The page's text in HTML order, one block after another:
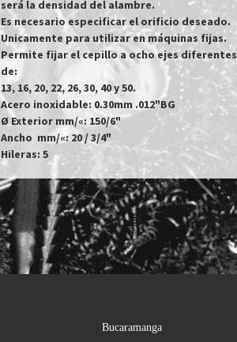
será la densidad del alambre.
Es necesario especificar el orificio deseado.
Unicamente para utilizar en máquinas fijas.
Permite fijar el cepillo a ocho ejes diferentes
de:
13, 16, 20, 22, 26, 30, 40 y 50.
Acero inoxidable: 0.30mm .012"BG
Ø Exterior mm/«: 150/6"
Ancho  mm/«: 20 / 3/4"
Hileras: 5
Bucaramanga